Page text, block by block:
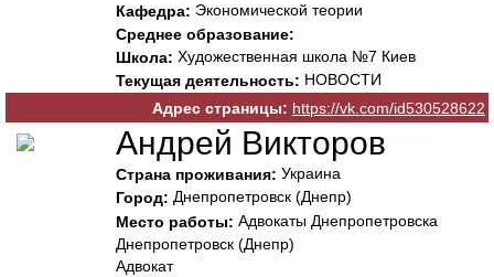
Кафедра: Экономической теории
Среднее образование:
Школа: Художественная школа №7 Киев
Текущая деятельность: НОВОСТИ
Адрес страницы: https://vk.com/id530528622
Андрей Викторов
Страна проживания: Украина
Город: Днепропетровск (Днепр)
Место работы: Адвокаты Днепропетровска
Днепропетровск (Днепр)
Адвокат